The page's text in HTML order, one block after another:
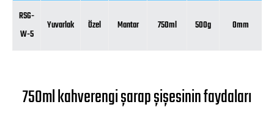
RSG-
W-5
Yuvarlak Özel Mantar 750ml 500g 0mm
750ml kahverengi şarap şişesinin faydaları